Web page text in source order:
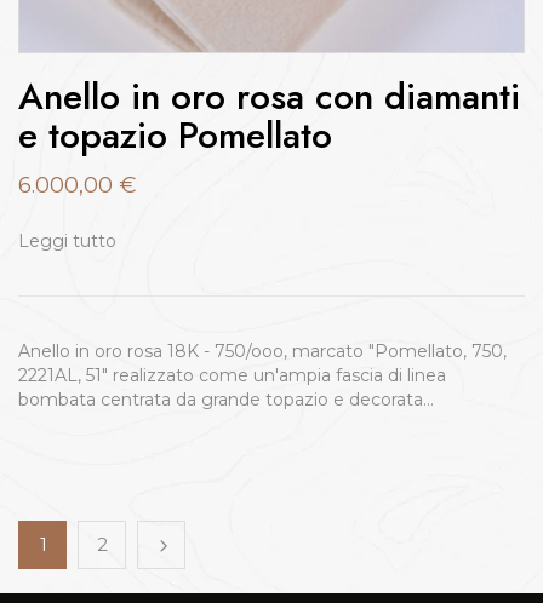
Anello in oro rosa con diamanti
e topazio Pomellato
6.000,00 €
Leggi tutto
Anello in oro rosa 18K - 750/ooo, marcato "Pomellato, 750,
2221AL, 51" realizzato come un'ampia fascia di linea
bombata centrata da grande topazio e decorata…
1 2